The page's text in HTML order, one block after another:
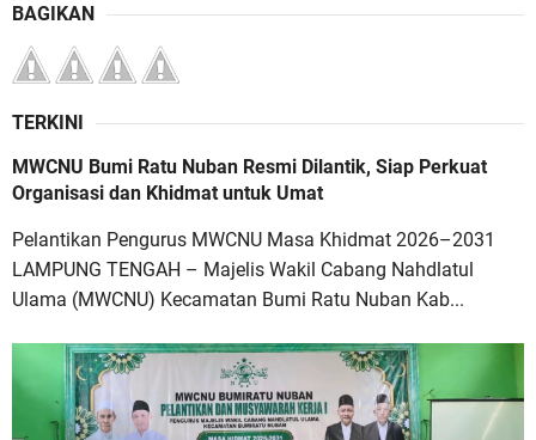
BAGIKAN
TERKINI
MWCNU Bumi Ratu Nuban Resmi Dilantik, Siap Perkuat
Organisasi dan Khidmat untuk Umat
Pelantikan Pengurus MWCNU Masa Khidmat 2026–2031
LAMPUNG TENGAH – Majelis Wakil Cabang Nahdlatul
Ulama (MWCNU) Kecamatan Bumi Ratu Nuban Kab...